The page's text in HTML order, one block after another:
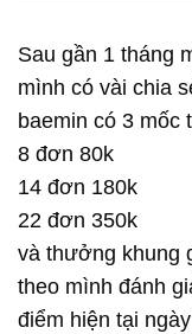
Sau gần 1 tháng
mình có vài chia
baemin có 3 mốc
8 đơn 80k
14 đơn 180k
22 đơn 350k
và thưởng khung
theo mình đánh
điểm hiện tại